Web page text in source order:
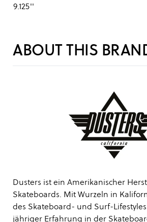
9.125''
ABOUT THIS
Dusters ist ein Amerikanischer
Skateboards. Mit Wurzeln in
des Skateboard- und Surf-
jähriger Erfahrung in der